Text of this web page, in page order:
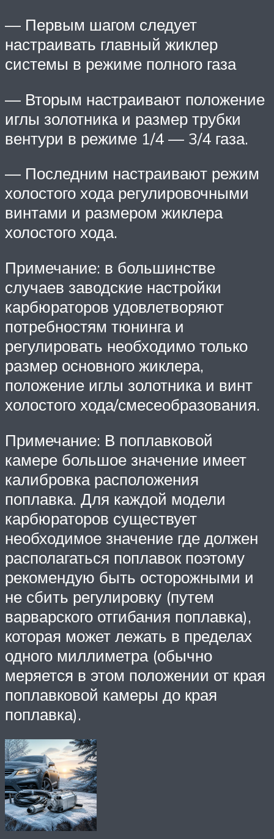
— Первым шагом следует
настраивать главный жиклер
системы в режиме полного газа
— Вторым настраивают положение
иглы золотника и размер трубки
вентури в режиме 1/4 — 3/4 газа.
— Последним настраивают режим
холостого хода регулировочными
винтами и размером жиклера
холостого хода.
Примечание: в большинстве
случаев заводские настройки
карбюраторов удовлетворяют
потребностям тюнинга и
регулировать необходимо только
размер основного жиклера,
положение иглы золотника и винт
холостого хода/смесеобразования.
Примечание: В поплавковой
камере большое значение имеет
калибровка расположения
поплавка. Для каждой модели
карбюраторов существует
необходимое значение где должен
располагаться поплавок поэтому
рекомендую быть осторожными и
не сбить регулировку (путем
варварского отгибания поплавка),
которая может лежать в пределах
одного миллиметра (обычно
меряется в этом положении от края
поплавковой камеры до края
поплавка).